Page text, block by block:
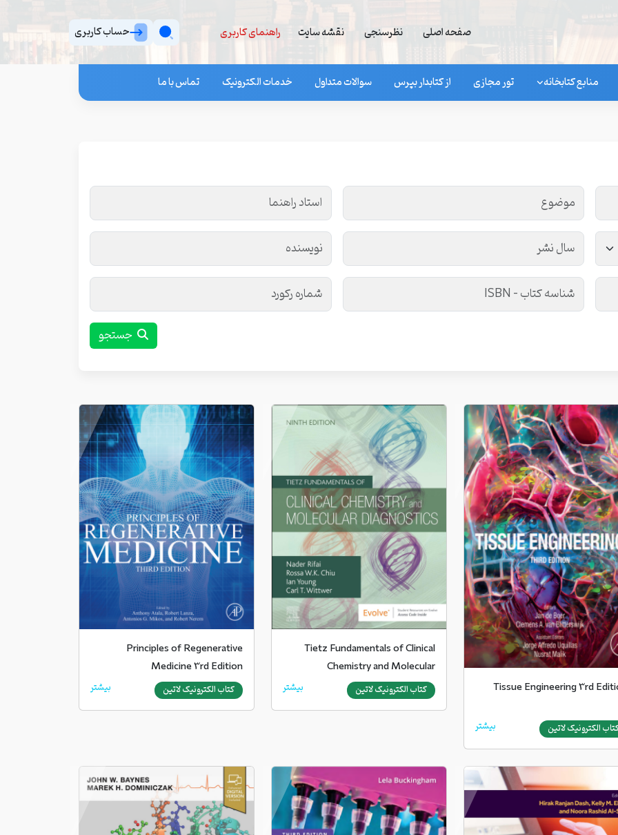
صفحه اصلی نظرسنجی نقشه سایت راهنمای کاربری حساب کاربری
منابع کتابخانه تور مجازی از کتابدار بپرس سوالات متداول خدمات الکترونیک تماس با ما
Tissue Engineering 3rd
الکترونیک لاتین بیشتر
Tietz Fundamentals of Clinical
Chemistry and Molecular
Diagnostics
کتاب الکترونیک لاتین بیشتر
Principles of Regenerative
Medicine 3rd Edition
کتاب الکترونیک لاتین بیشتر